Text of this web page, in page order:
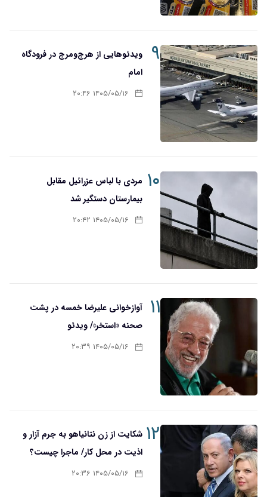
۹
ویدئوهایی از هرج‌ومرج در فرودگاه
امام
۱۴۰۵/۰۵/۱۶ ۲۰:۴۶
۱۰
مردی با لباس عزرائیل مقابل
بیمارستان دستگیر شد
۱۴۰۵/۰۵/۱۶ ۲۰:۴۲
۱۱
آوازخوانی علیرضا خمسه در پشت
صحنه «استخر»/ ویدئو
۱۴۰۵/۰۵/۱۶ ۲۰:۳۹
۱۲شکایت از زن نتانیاهو به جرم آزار و
اذیت در محل کار/ ماجرا چیست؟
۱۴۰۵/۰۵/۱۶ ۲۰:۳۶